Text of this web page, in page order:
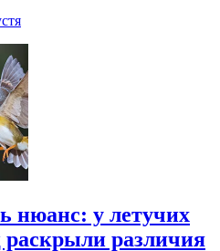
нюанс: у летучих
различия